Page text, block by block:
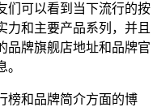
们可以看到当下流行的按
力和主要产品系列，并且
品牌旗舰店地址和品牌官
榜和品牌简介方面的博